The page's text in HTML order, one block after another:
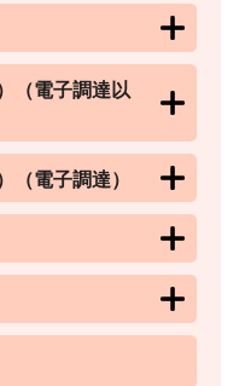
（電子調達以
（電子調達）